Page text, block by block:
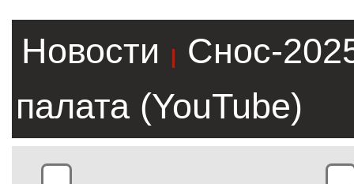
Новости |
Снос-
палата (YouTube)